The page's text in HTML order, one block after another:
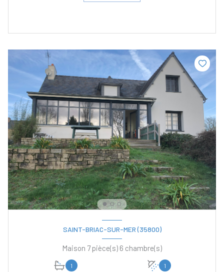
SAINT-BRIAC-SUR-MER (35800)
Maison 7 pièce(s) 6 chambre(s)
1 1